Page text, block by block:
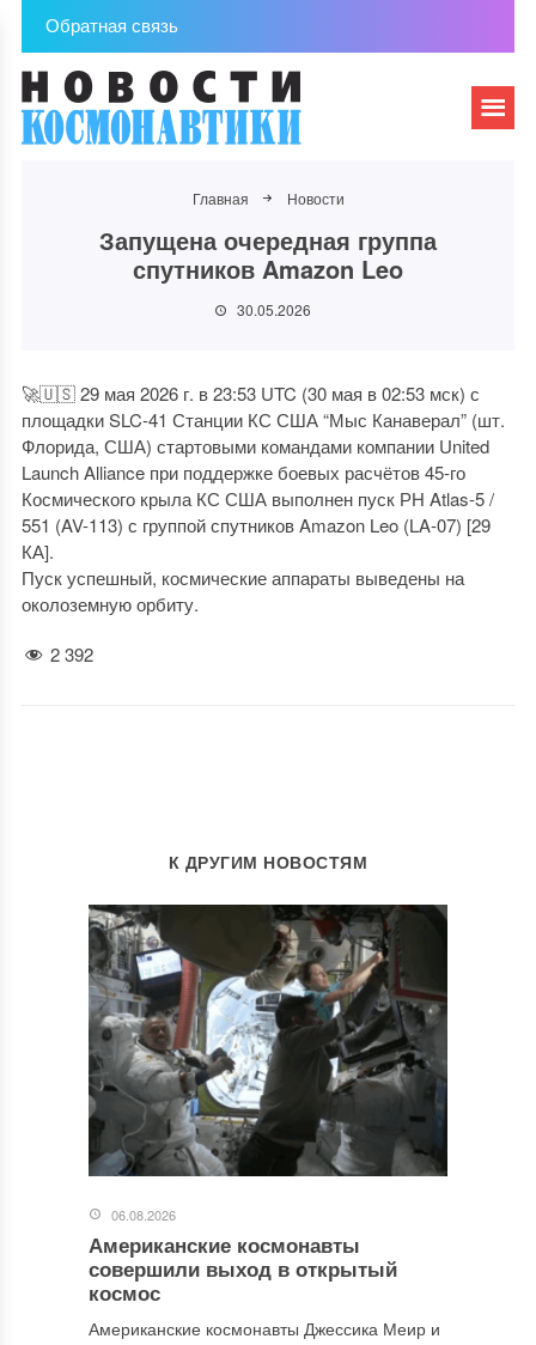
Обратная связь
Главная Новости
Запущена очередная группа
спутников Amazon Leo
30.05.2026
🚀🇺🇸 29 мая 2026 г. в 23:53 UTC (30 мая в 02:53 мск) с
площадки SLC-41 Станции КС США “Мыс Канаверал” (шт.
Флорида, США) стартовыми командами компании United
Launch Alliance при поддержке боевых расчётов 45-го
Космического крыла КС США выполнен пуск РН Atlas-5 /
551 (AV-113) с группой спутников Amazon Leo (LA-07) [29
КА].
Пуск успешный, космические аппараты выведены на
околоземную орбиту.
2 392
К ДРУГИМ НОВОСТЯМ
06.08.2026
Американские космонавты
совершили выход в открытый
космос
Американские космонавты Джессика Меир и